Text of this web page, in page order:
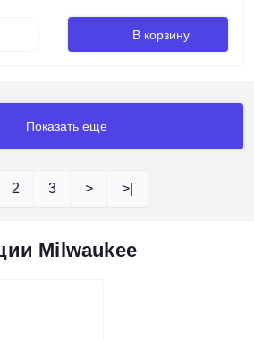
В корзину
Показать еще
2 3 > >|
Milwaukee